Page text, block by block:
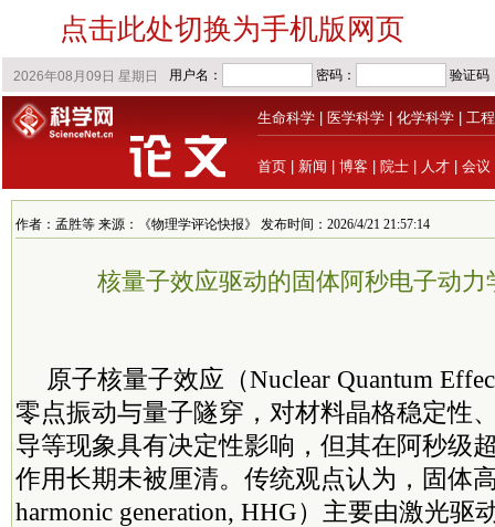
点击此处切换为手机版网页
生命科学 医学科学 化学科学 工
首页 新闻 博客 院士 人才 会议
作者：孟胜等 来源：《物理学评论快报》 发布时间：2026/4/21 21:57:14
核量子效应驱动的固体阿秒电子动力
原子核量子效应（Nuclear Quantum
零点振动与量子隧穿，对材料晶格稳定性
导等现象具有决定性影响，但其在阿秒级
作用长期未被厘清。传统观点认为，固体
harmonic generation, HHG）主要由激光驱